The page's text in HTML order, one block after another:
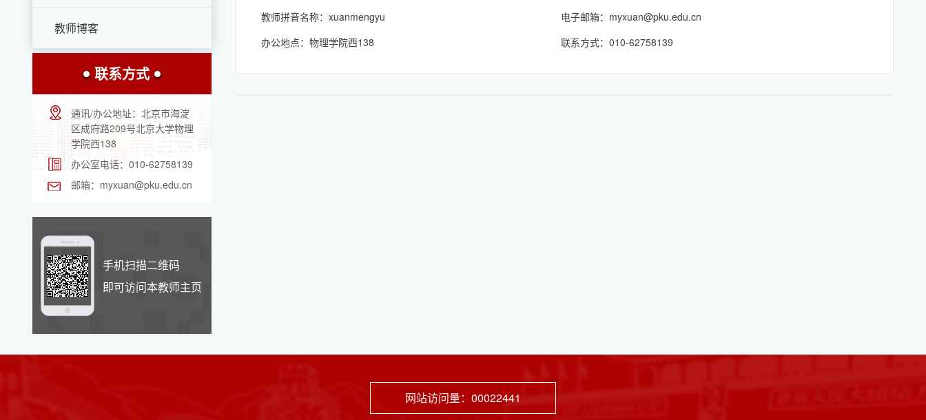
教师博客
联系方式
通讯/办公地址： 北京市海淀
区成府路209号北京大学物理
学院西138
办公室电话： 010-62758139
邮箱： myxuan@pku.edu.cn
手机扫描二维码
即可访问本教师主页
教师拼音名称：xuanmengyu 电子邮箱： myxuan@pku.edu.cn
办公地点：物理学院西138
联系方式：010-62758139
网站访问量： 00022441